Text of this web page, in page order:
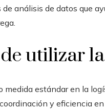
análisis de datos que
utilizar
medida estándar en la
y eficiencia